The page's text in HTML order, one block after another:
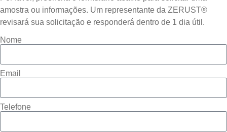
amostra ou informações. Um representante da ZERUST®
revisará sua solicitação e responderá dentro de 1 dia útil.
Nome
Email
Telefone